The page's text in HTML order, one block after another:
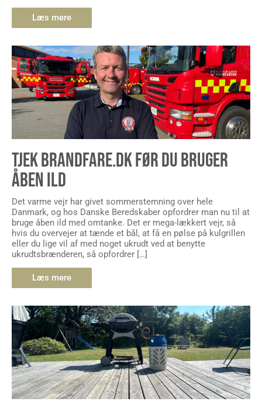
Læs mere
TJEK BRANDFARE.DK FØR DU BRUGER
ÅBEN ILD
Det varme vejr har givet sommerstemning over hele
Danmark, og hos Danske Beredskaber opfordrer man nu til at
bruge åben ild med omtanke. Det er mega-lækkert vejr, så
hvis du overvejer at tænde et bål, at få en pølse på kulgrillen
eller du lige vil af med noget ukrudt ved at benytte
ukrudtsbrænderen, så opfordrer […]
Læs mere